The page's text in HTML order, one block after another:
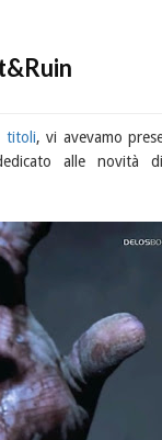
titoli, vi avevamo
alle novità di